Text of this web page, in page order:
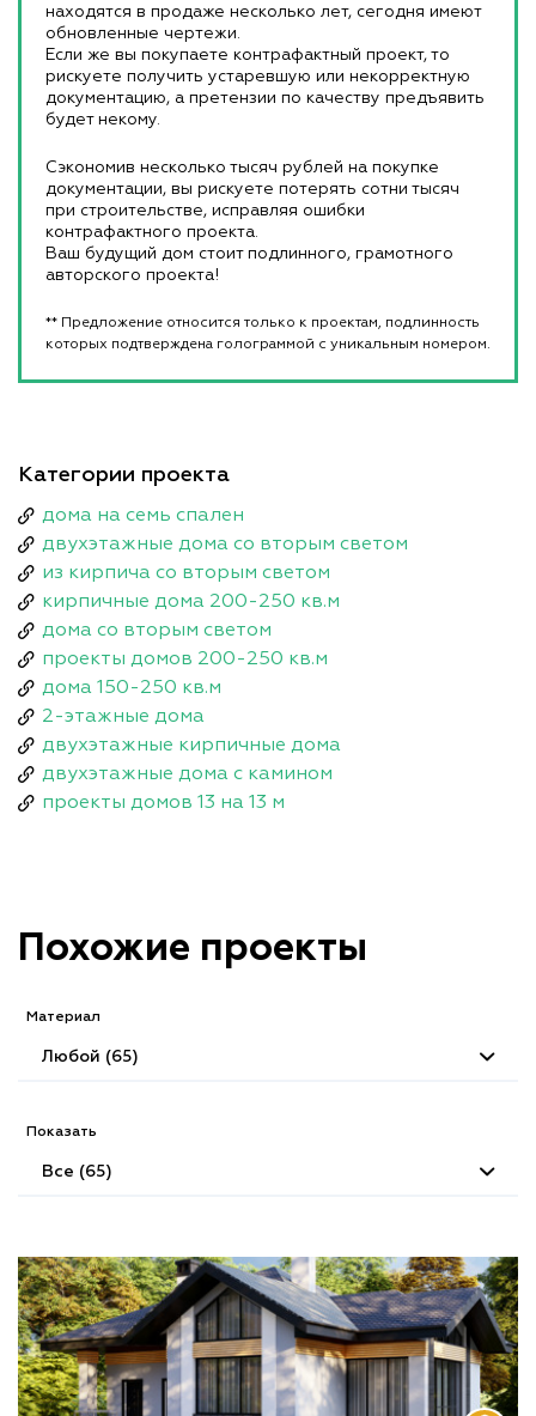
находятся в продаже несколько лет, сегодня имеют
обновленные чертежи.
Если же вы покупаете контрафактный проект, то
рискуете получить устаревшую или некорректную
документацию, а претензии по качеству предъявить
будет некому.
Сэкономив несколько тысяч рублей на покупке
документации, вы рискуете потерять сотни тысяч
при строительстве, исправляя ошибки
контрафактного проекта.
Ваш будущий дом стоит подлинного, грамотного
авторского проекта!
** Предложение относится только к проектам, подлинность
которых подтверждена голограммой с уникальным номером.
Категории проекта
дома на семь спален
двухэтажные дома со вторым светом
из кирпича со вторым светом
кирпичные дома 200-250 кв.м
дома со вторым светом
проекты домов 200-250 кв.м
дома 150-250 кв.м
2-этажные дома
двухэтажные кирпичные дома
двухэтажные дома с камином
проекты домов 13 на 13 м
Похожие проекты
Материал
Любой (65)
Показать
Все (65)